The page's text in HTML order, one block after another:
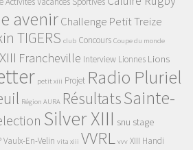
avenirChallenge Petit Treize
TIGERS club Concours Coupe du monde
Francheville Interview Lionnes Lions
petit xiii Projet Radio Pluriel
Région AURA RésultatsSainte-
Silver XIII snu stage
Vaulx-En-Velin vita xiii VVRL vvv XIII Handi